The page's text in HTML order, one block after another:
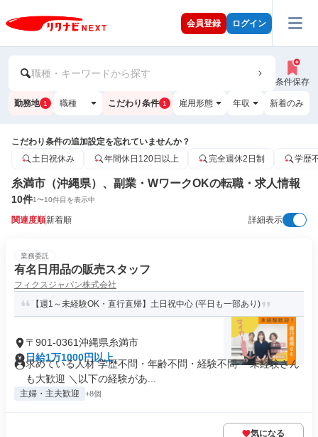
会員登録 ログイン
職種・キーワードから探す
条件保存
勤務地 1 職種 こだわり条件 1 雇用形態 年収 新着のみ
こだわり条件の追加設定を忘れていませんか？
土日祝休み
年間休日120日以上 完全週休2日制 学歴
糸満市（沖縄県）、副業・WワークOKの転職・求人情報
10件1〜10件目を表示中
関連度順新着順 詳細表示
業務委託
有名日用品の販売スタッフ
フィクスジャパン株式会社
【週1～未経験OK・直行直帰】土日祝中心 (平日も一部あり)
〒901-0361沖縄県糸満市
日給1万1000円以上
求めている人材 学歴不問・年齢不問・経験不問 ＊未経験さん
も大歓迎 ＼以下の経験があ...
主婦・主夫歓迎 +8個
気になる